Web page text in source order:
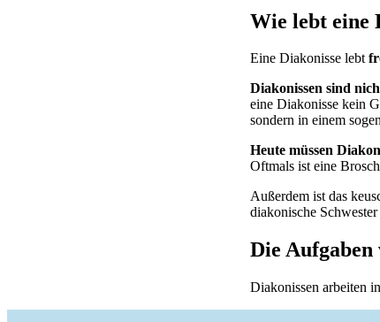
Wie lebt eine
Eine Diakonisse lebt
Diakonissen sind
eine Diakonisse kein
sondern in einem
Heute müssen
Oftmals ist eine
Außerdem ist das
diakonische
Die Aufgaben
Diakonissen arbeiten